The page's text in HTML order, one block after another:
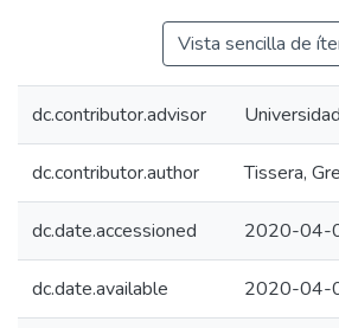
Vista sencilla de
dc.contributor.advisor
dc.contributor.author Tissera,
dc.date.accessioned 2020-04-
dc.date.available 2020-04-